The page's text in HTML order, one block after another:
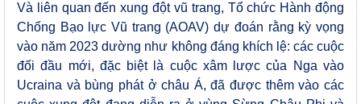
Và liên quan đến xung đột vũ trang, Tổ chức Hành động
Chống Bạo lực Vũ trang (AOAV) dự đoán rằng kỳ vọng
vào năm 2023 dường như không đáng khích lệ: các cuộc
đối đầu mới, đặc biệt là cuộc xâm lược của Nga vào
Ucraina và bùng phát ở châu Á, đã được thêm vào các